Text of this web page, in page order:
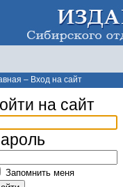
– Вход на сайт
на сайт
Запомнить меня